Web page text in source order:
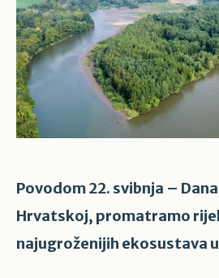
Povodom 22. svibnja –
Hrvatskoj, promatramo
najugroženijih ekosustava